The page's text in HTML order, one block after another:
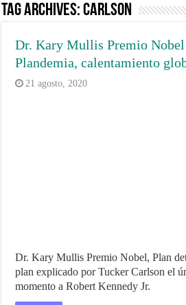
Tag Archives:carlson
Dr. Kary Mullis Premio Nobel
Plandemia, calentamiento
21 agosto, 2020
Dr. Kary Mullis Premio Nobel, Plan
plan explicado por Tucker Carlson el
momento a Robert Kennedy Jr.